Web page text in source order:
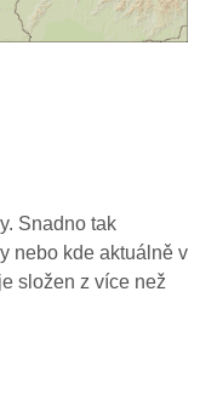
Snadno tak
nebo kde aktuálně v
složen z více než